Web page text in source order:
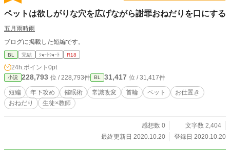
ペットは欲しがりな穴を広げながら謝罪おねだりを口にする
五月雨時雨
ブログに掲載した短編です。
BL 完結 ｼｮｰﾄｼｮｰﾄ R18
24h.ポイント 0pt
小説 228,793 位 / 228,793件 BL 31,417 位 / 31,417件
短編 年下攻め 催眠術 常識改変 首輪 ペット
お仕置き
おねだり
生徒×教師
感想数 0
文字数 2,404
最終更新日 2020.10.20
登録日 2020.10.20